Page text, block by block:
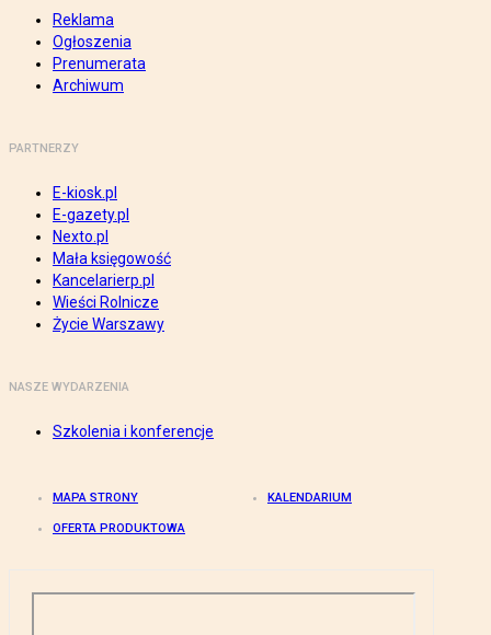
Reklama
Ogłoszenia
Prenumerata
Archiwum
PARTNERZY
E-kiosk.pl
E-gazety.pl
Nexto.pl
Mała księgowość
Kancelarierp.pl
Wieści Rolnicze
Życie Warszawy
NASZE WYDARZENIA
Szkolenia i konferencje
MAPA STRONY KALENDARIUM
OFERTA PRODUKTOWA